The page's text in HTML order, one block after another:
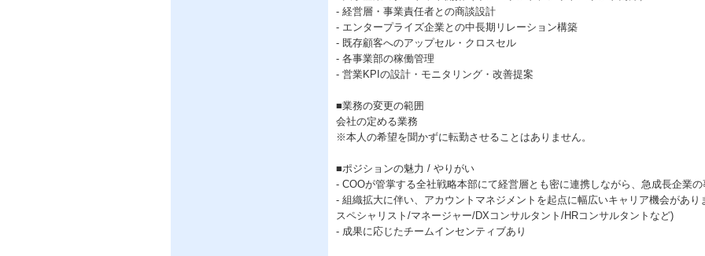
- 経営層・事業責任者との商談設計
- エンタープライズ企業との中長期リレーション構築
- 既存顧客へのアップセル・クロスセル
- 各事業部の稼働管理
- 営業KPIの設計・モニタリング・改善提案
■業務の変更の範囲
会社の定める業務
※本人の希望を聞かずに転勤させることはありません。
■ポジションの魅力 / やりがい
- COOが管掌する全社戦略本部にて経営層とも密に連携しながら、急成長企業
- 組織拡大に伴い、アカウントマネジメントを起点に幅広いキャリア機会があ
スペシャリスト/マネージャー/DXコンサルタント/HRコンサルタントなど)
- 成果に応じたチームインセンティブあり